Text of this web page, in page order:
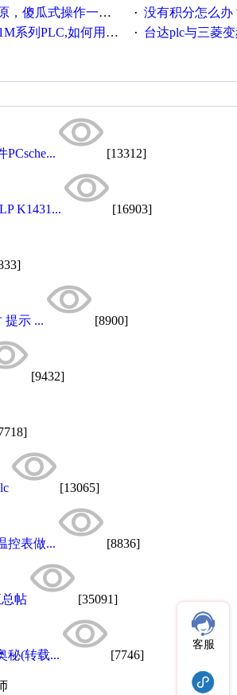
序为向导式安装，一键即可实现自动备份或还原系统。 · 没有积分怎么办
。要求时间在组态王中可以自由输入！拜托各位大神了！ · 台达plc与三菱
[13312]
K1431... [16903]
提示 ... [8900]
[9432]
[13065]
控表做... [8836]
帖 [35091]
秘(转载... [7746]
客服